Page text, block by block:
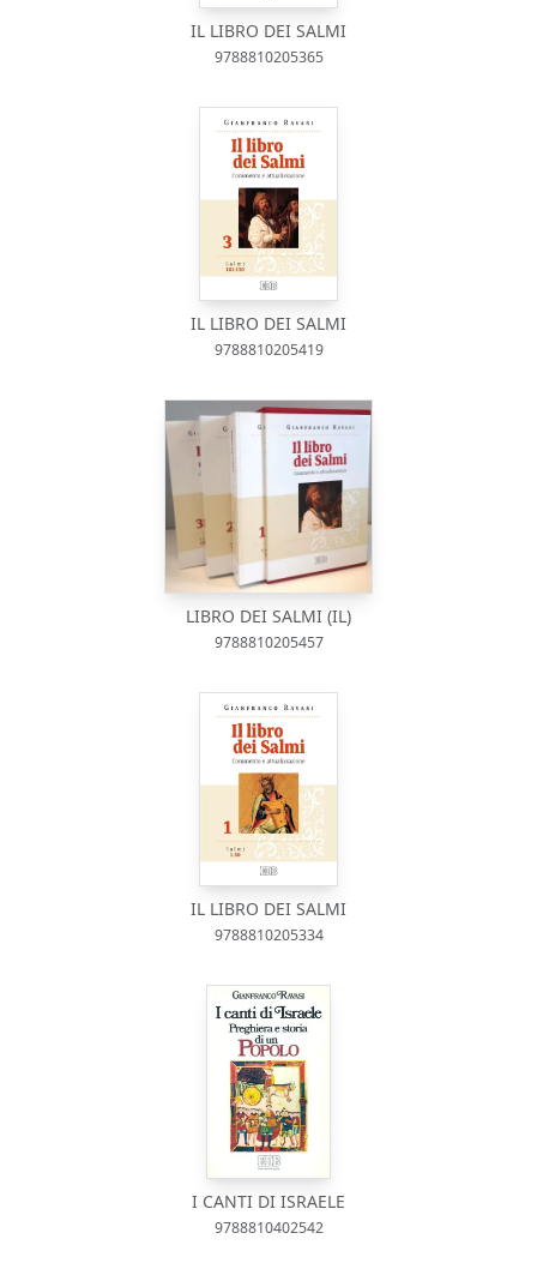
IL LIBRO DEI SALMI
9788810205365
IL LIBRO DEI SALMI
9788810205419
LIBRO DEI SALMI (IL)
9788810205457
IL LIBRO DEI SALMI
9788810205334
I CANTI DI ISRAELE
9788810402542